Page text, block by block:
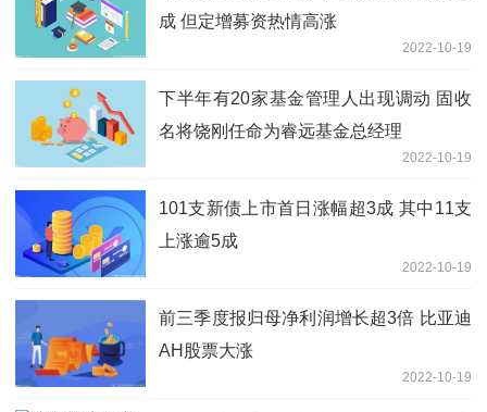
成 但定增募资热情高涨
2022-10-19
下半年有20家基金管理人出现调动 固收
名将饶刚任命为睿远基金总经理
2022-10-19
101支新债上市首日涨幅超3成 其中11支
上涨逾5成
2022-10-19
前三季度报归母净利润增长超3倍 比亚迪
AH股票大涨
2022-10-19